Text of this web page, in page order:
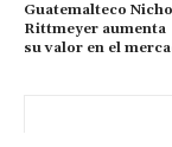
Guatemalteco
Rittmeyer aumenta
su valor en el